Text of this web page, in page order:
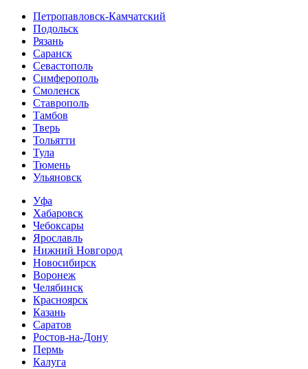
Петропавловск-Камчатский
Подольск
Рязань
Саранск
Севастополь
Симферополь
Смоленск
Ставрополь
Тамбов
Тверь
Тольятти
Тула
Тюмень
Ульяновск
Уфа
Хабаровск
Чебоксары
Ярославль
Нижний Новгород
Новосибирск
Воронеж
Челябинск
Красноярск
Казань
Саратов
Ростов-на-Дону
Пермь
Калуга